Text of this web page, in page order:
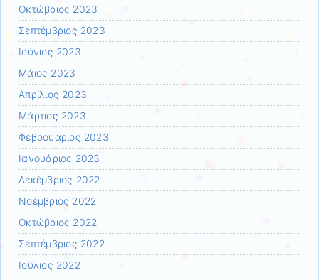
Οκτώβριος 2023
Σεπτέμβριος 2023
Ιούνιος 2023
Μάιος 2023
Απρίλιος 2023
Μάρτιος 2023
Φεβρουάριος 2023
Ιανουάριος 2023
Δεκέμβριος 2022
Νοέμβριος 2022
Οκτώβριος 2022
Σεπτέμβριος 2022
Ιούλιος 2022